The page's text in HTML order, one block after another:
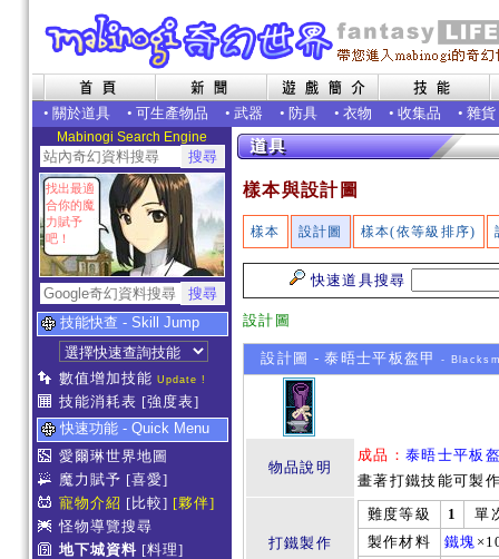
• 關於道具 • 可生產物品 • 武器 • 防具 • 衣物 • 收集品 • 雜貨
Mabinogi Search Engine
找出最適
合你的魔
力賦予
吧！
技能快查 - Skill Jump
數值增加技能 Update !
技能消耗表 [強度表]
快速功能 - Quick Menu
愛爾琳世界地圖
魔力賦予 [喜愛]
寵物介紹 [比較] [夥伴]
怪物導覽搜尋
地下城資料 [料理]
樣本與設計圖
樣本 設計圖 樣本(依等級排序)
快速道具搜尋
設計圖
設計圖 - 泰晤士平板盔甲 -
物品說明
成品： 泰晤士平板
畫著打鐵技能可製
打鐵製作
難度等級 1
單
製作材料
鐵塊